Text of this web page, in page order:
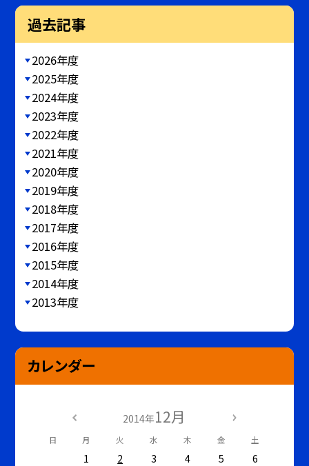
過去記事
2026年度
2025年度
2024年度
2023年度
2022年度
2021年度
2020年度
2019年度
2018年度
2017年度
2016年度
2015年度
2014年度
2013年度
カレンダー
2014年12月
日 月 火 水 木 金 土
1 2 3 4 5
6